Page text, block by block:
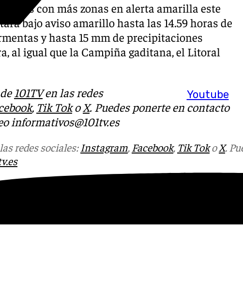
Youtube
con más zonas en alerta amarilla este
bajo aviso amarillo hasta las 14.59 horas de
y hasta 15 mm de precipitaciones
al igual que la Campiña gaditana, el Litoral
101TVen las redes
, Tik TokoX. Puedes ponerte en contacto
informativos@101tv.es
redes sociales:Instagram, Facebook, Tik TokoX.